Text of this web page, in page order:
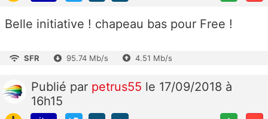
Belle initiative ! chapeau bas pour Free !
SFR 95.74 Mb/s 4.51 Mb/s
Publié par petrus55 le 17/09/2018 à
16h15